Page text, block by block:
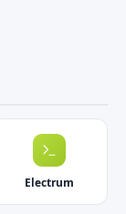
Electrum